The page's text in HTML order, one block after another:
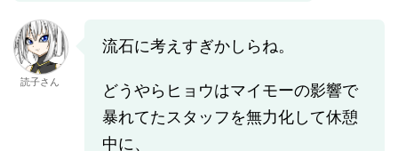
読子さん
流石に考えすぎかしらね。
どうやらヒョウはマイモーの影響で
暴れてたスタッフを無力化して休憩
中に、